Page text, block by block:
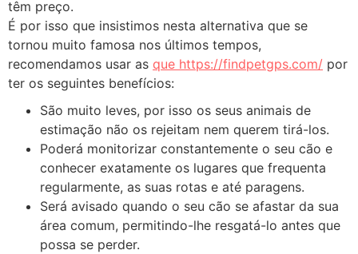
têm preço.
É por isso que insistimos nesta alternativa que se
tornou muito famosa nos últimos tempos,
recomendamos usar as que https://findpetgps.com/ por
ter os seguintes benefícios:
São muito leves, por isso os seus animais de
estimação não os rejeitam nem querem tirá-los.
Poderá monitorizar constantemente o seu cão e
conhecer exatamente os lugares que frequenta
regularmente, as suas rotas e até paragens.
Será avisado quando o seu cão se afastar da sua
área comum, permitindo-lhe resgatá-lo antes que
possa se perder.